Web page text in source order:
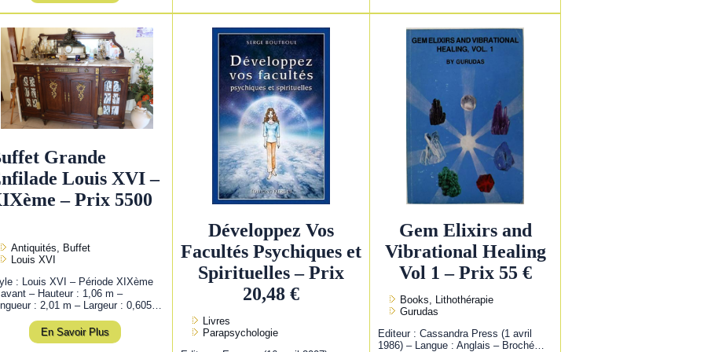
Grande
Louis XVI –
– Prix 5500
Antiquités, Buffet
Louis XVI
: Louis XVI – Période XIXème
– Hauteur : 1,06 m –
: 2,01 m – Largeur : 0,605…
En Savoir Plus
Développez Vos
Facultés Psychiques et
Spirituelles – Prix
20,48 €
Livres
Parapsychologie
Gem Elixirs and
Vibrational Healing
Vol 1 – Prix 55 €
Books, Lithothérapie
Gurudas
Editeur : Cassandra Press (1 avril
1986) – Langue : Anglais – Broché…